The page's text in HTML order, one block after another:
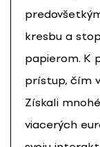
kresbu a
papierom. K
prístup, čím
Získali
viacerých